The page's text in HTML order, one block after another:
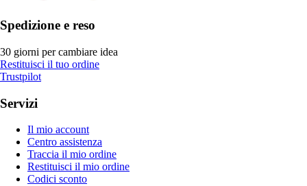
Spedizione e reso
30 giorni per cambiare idea
Restituisci il tuo ordine
Trustpilot
Servizi
Il mio account
Centro assistenza
Traccia il mio ordine
Restituisci il mio ordine
Codici sconto